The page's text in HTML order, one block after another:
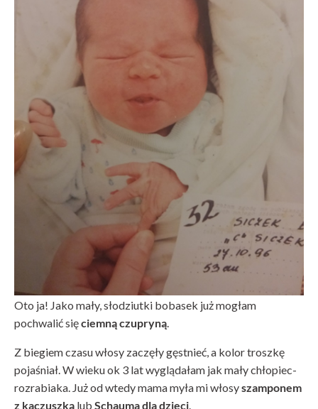
Oto ja! Jako mały, słodziutki bobasek już mogłam
pochwalić sięciemną czupryną
Z biegiem czasu włosy zaczęły gęstnieć, a kolor troszkę
pojaśniał. W wieku ok 3 lat wyglądałam jak mały chłopiec-
rozrabiaka. Już od wtedy mama myła mi włosyszamponem
z kaczuszką lub Schauma dla dzieci